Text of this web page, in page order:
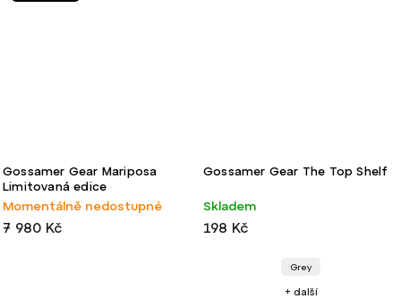
Gossamer Gear Mariposa
Limitovaná edice
Momentálně nedostupné
7 980 Kč
Gossamer Gear The Top Shelf
Skladem
198 Kč
Grey
+ další